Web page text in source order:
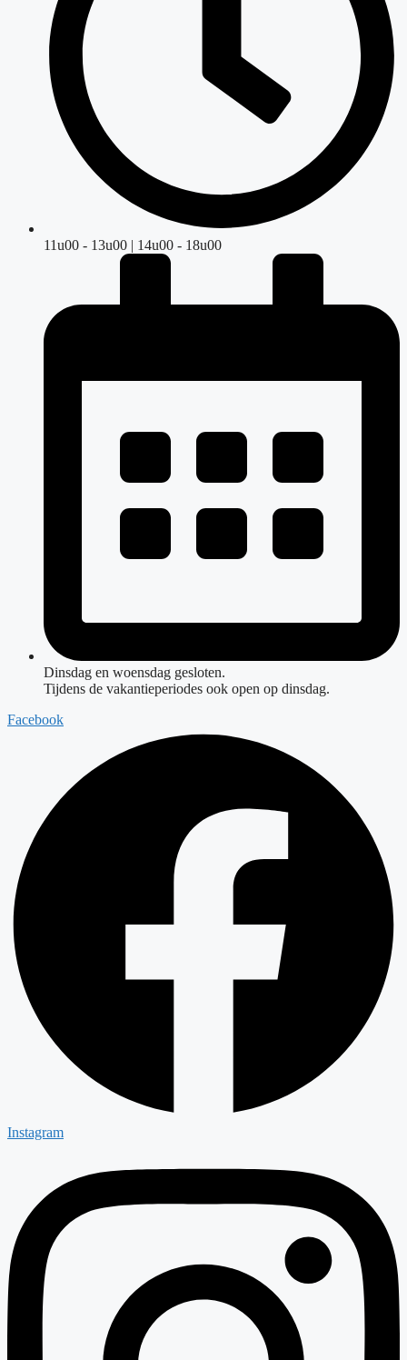
11u00 - 13u00 | 14u00 - 18u00
Dinsdag en woensdag gesloten.
Tijdens de vakantieperiodes ook open op dinsdag.
Facebook
Instagram